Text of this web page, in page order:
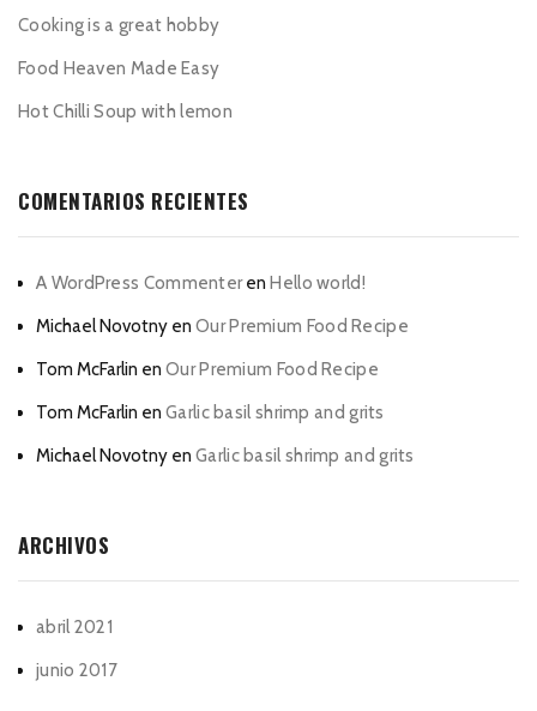
Cooking is a great hobby
Food Heaven Made Easy
Hot Chilli Soup with lemon
COMENTARIOS RECIENTES
A WordPress CommenterenHello world!
Michael Novotny en Our Premium Food Recipe
Tom McFarlin en Our Premium Food Recipe
Tom McFarlin en Garlic basil shrimp and grits
Michael Novotny en Garlic basil shrimp and grits
ARCHIVOS
abril 2021
junio 2017